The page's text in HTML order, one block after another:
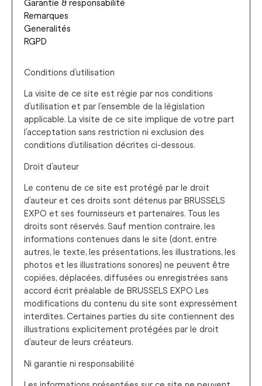
Garantie & responsabilité
Remarques
Generalités
RGPD
Conditions d’utilisation
La visite de ce site est régie par nos conditions
d’utilisation et par l’ensemble de la législation
applicable. La visite de ce site implique de votre part
l’acceptation sans restriction ni exclusion des
conditions d’utilisation décrites ci-dessous.
Droit d’auteur
Le contenu de ce site est protégé par le droit
d’auteur et ces droits sont détenus par BRUSSELS
EXPO et ses fournisseurs et partenaires. Tous les
droits sont réservés. Sauf mention contraire, les
informations contenues dans le site (dont, entre
autres, le texte, les présentations, les illustrations, les
photos et les illustrations sonores) ne peuvent être
copiées, déplacées, diffusées ou enregistrées sans
accord écrit préalable de BRUSSELS EXPO Les
modifications du contenu du site sont expressément
interdites. Certaines parties du site contiennent des
illustrations explicitement protégées par le droit
d’auteur de leurs créateurs.
Ni garantie ni responsabilité